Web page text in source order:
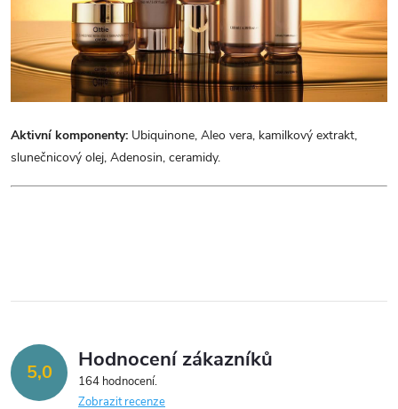
Aktivní komponenty: Ubiquinone, Aleo vera, kamilkový extrakt,
slunečnicový olej, Adenosin, ceramidy.
5,0 Hodnocení zákazníků
164 hodnocení
Zobrazit recenze